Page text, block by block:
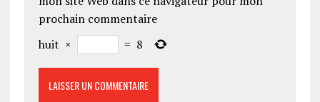
prochain commentaire
huit × = 8